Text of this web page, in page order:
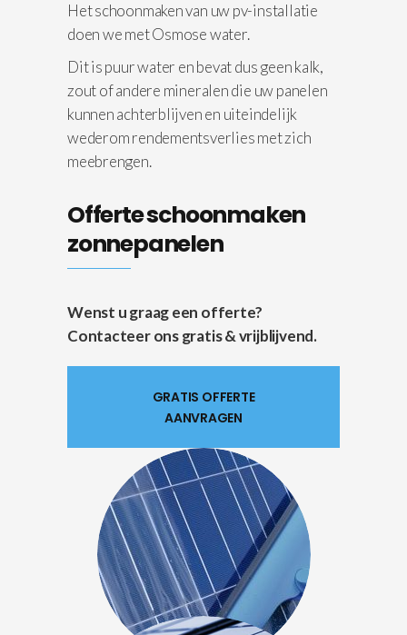
Het schoonmaken van uw pv-installatie
doen we met Osmose water.
Dit is puur water en bevat dus geen kalk,
zout of andere mineralen die uw panelen
kunnen achterblijven en uiteindelijk
wederom rendementsverlies met zich
meebrengen.
Offerte schoonmaken
zonnepanelen
Wenst u graag een offerte?
Contacteer ons gratis & vrijblijvend.
GRATIS OFFERTE
AANVRAGEN